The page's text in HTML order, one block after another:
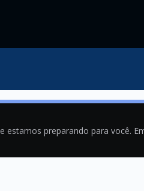
preparando para você.